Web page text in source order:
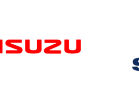
металеву конструкцію, що
для перевезення
ременів та металевих
– платформу, яка
платформ включає в себе:
можете додатково замовити